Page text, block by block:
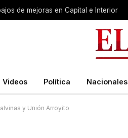
de mejoras en Capital e Interior
Videos Política Nacionales
y Unión Arroyito